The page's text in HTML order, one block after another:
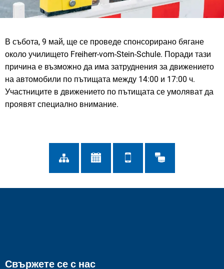
В събота, 9 май, ще се проведе спонсорирано бягане
около училището Freiherr-vom-Stein-Schule. Поради тази
причина е възможно да има затруднения за движението
на автомобили по пътищата между 14:00 и 17:00 ч.
Участниците в движението по пътищата се умоляват да
проявят специално внимание.
Свържете се с нас